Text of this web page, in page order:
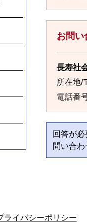
お問い
長寿社
所在地/
電話番
回答が
問い合
ライバシーポリシー